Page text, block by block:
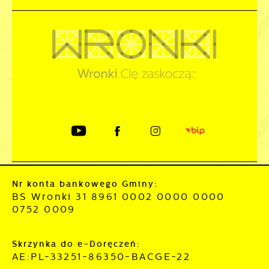
Nr konta bankowego Gminy:
BS Wronki 31 8961 0002 0000 0000
0752 0009
Skrzynka do e-Doręczeń:
AE:PL-33251-86350-BACGE-22